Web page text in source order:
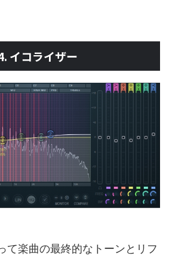
イコライザー
て楽曲の最終的なトーンとリフ